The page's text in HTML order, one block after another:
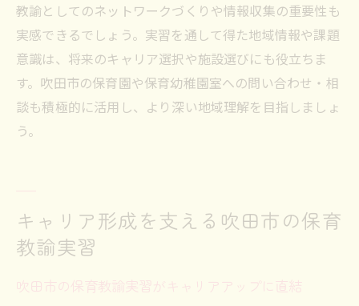
教諭としてのネットワークづくりや情報収集の重要性も
実感できるでしょう。実習を通して得た地域情報や課題
意識は、将来のキャリア選択や施設選びにも役立ちま
す。吹田市の保育園や保育幼稚園室への問い合わせ・相
談も積極的に活用し、より深い地域理解を目指しましょ
う。
キャリア形成を支える吹田市の保育
教諭実習
吹田市の保育教諭実習がキャリアアップに直結